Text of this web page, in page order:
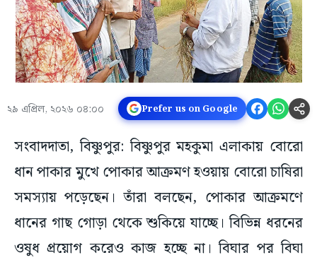
২৯ এপ্রিল, ২০২৬ ০৪:০০ Prefer us on Google
সংবাদদাতা, বিষ্ণুপুর: বিষ্ণুপুর মহকুমা এলাকায় বোরো
ধান পাকার মুখে পোকার আক্রমণ হওয়ায় বোরো চাষিরা
সমস্যায় পড়েছেন। তাঁরা বলছেন, পোকার আক্রমণে
ধানের গাছ গোড়া থেকে শুকিয়ে যাচ্ছে। বিভিন্ন ধরনের
ওষুধ প্রয়োগ করেও কাজ হচ্ছে না। বিঘার পর বিঘা